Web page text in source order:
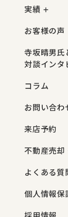
実績
お客様の声
寺坂晴男氏
対談インタ
コラム
お問い合わ
来店予約
不動産売却
よくある質
個人情報保